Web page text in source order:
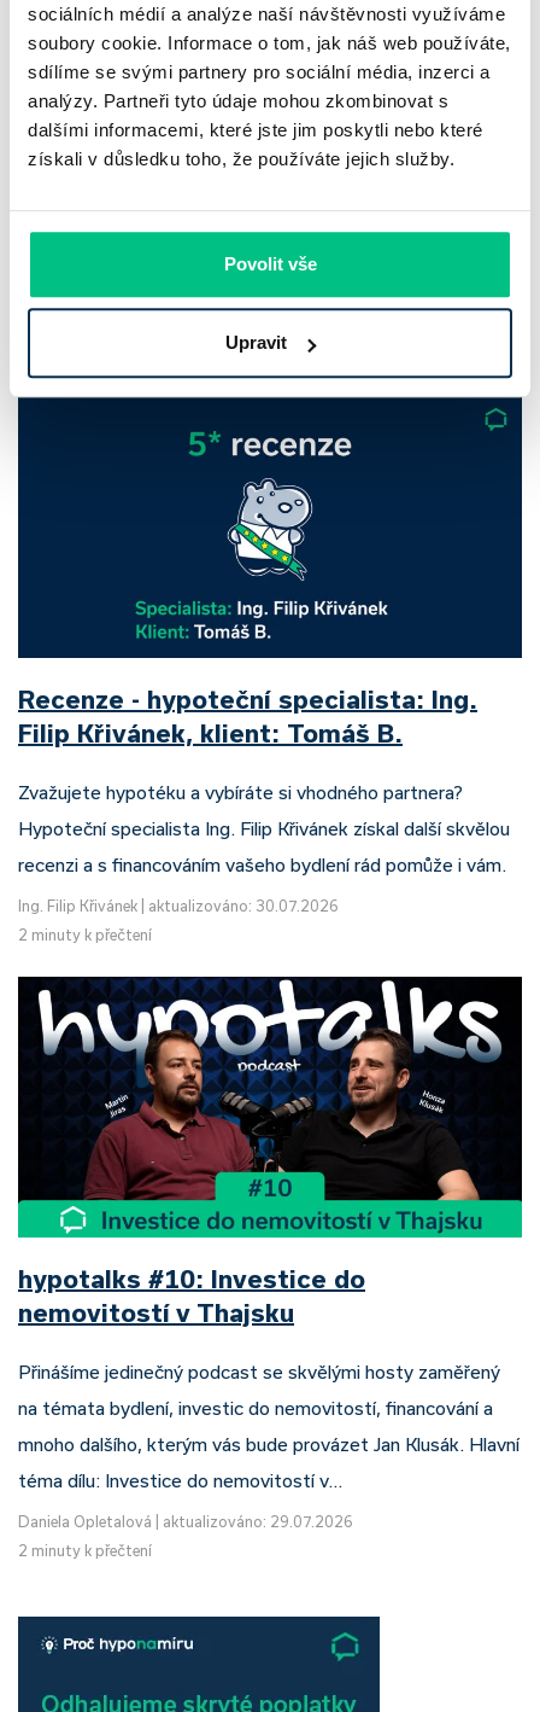
sociálních médií a analýze naší návštěvnosti využíváme
soubory cookie. Informace o tom, jak náš web používáte,
sdílíme se svými partnery pro sociální média, inzerci a
analýzy. Partneři tyto údaje mohou zkombinovat s
dalšími informacemi, které jste jim poskytli nebo které
získali v důsledku toho, že používáte jejich služby.
Povolit vše
Upravit
Komerční banka: pokles zisku
neznamená slabší banku
bankovního trhu. Na jedné straně jí podle zadaného rámce
klesl zisk na 8,5 miliardy korun, na druhé ale dál výrazně
rostly úvěry a…
aktualizováno: 31.07.2026
Recenze - hypoteční specialista: Ing.
Filip Křivánek, klient: Tomáš B.
Zvažujete hypotéku a vybíráte si vhodného partnera?
Hypoteční specialista Ing. Filip Křivánek získal další skvělou
recenzi a s financováním vašeho bydlení rád pomůže i vám.
Ing. Filip Křivánek
aktualizováno: 30.07.2026
2 minuty k přečtení
hypotalks #10: Investice do
nemovitostí v Thajsku
Přinášíme jedinečný podcast se skvělými hosty zaměřený
na témata bydlení, investic do nemovitostí, financování a
mnoho dalšího, kterým vás bude provázet Jan Klusák. Hlavní
téma dílu: Investice do nemovitostí v…
Daniela Opletalová
aktualizováno: 29.07.2026
2 minuty k přečtení